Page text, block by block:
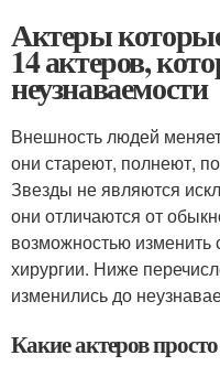
Актеры
14 актеров,
неузнаваемости
Внешность людей
они стареют, полнеют,
Звезды не являются
они отличаются от
возможностью изменить
хирургии. Ниже
изменились до
Какие актеров